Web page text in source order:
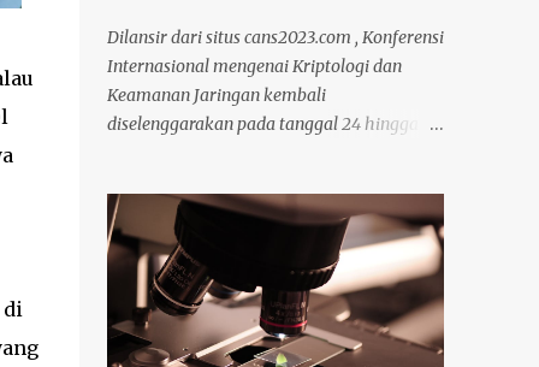
di
Dilansir dari situs cans2023.com , Konferensi
Internasional mengenai Kriptologi dan
Keamanan Jaringan kembali
diselenggarakan pada tanggal 24 hingga 27
tersebut, Anda bisa mencari informasi lebih
lanjut pada situs tersebut. Bicara mengenai
kriptologi memang saat ini sedang menjadi
perbincangan hangat karena sangat
dibutuhkan untuk mengimbangi zaman
yang serba modern. Lantas mengapa masa